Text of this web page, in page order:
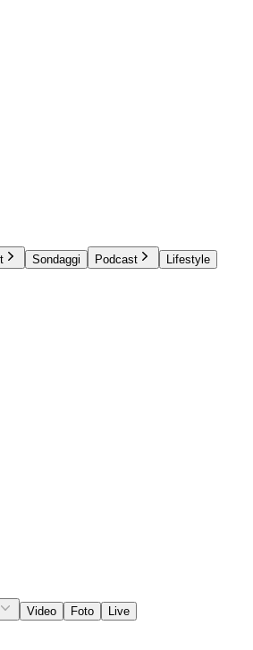
Sondaggi Podcast
Lifestyle
Video Foto
Live